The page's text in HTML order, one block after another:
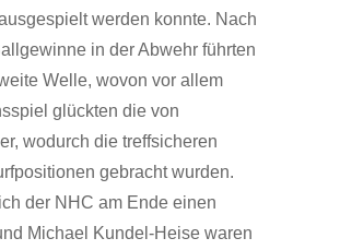
werden konnte. Nach
in der Abwehr führten
Welle, wovon vor allem
glückten die von
wodurch die treffsicheren
gebracht wurden.
der NHC am Ende einen
Michael Kundel-Heise waren